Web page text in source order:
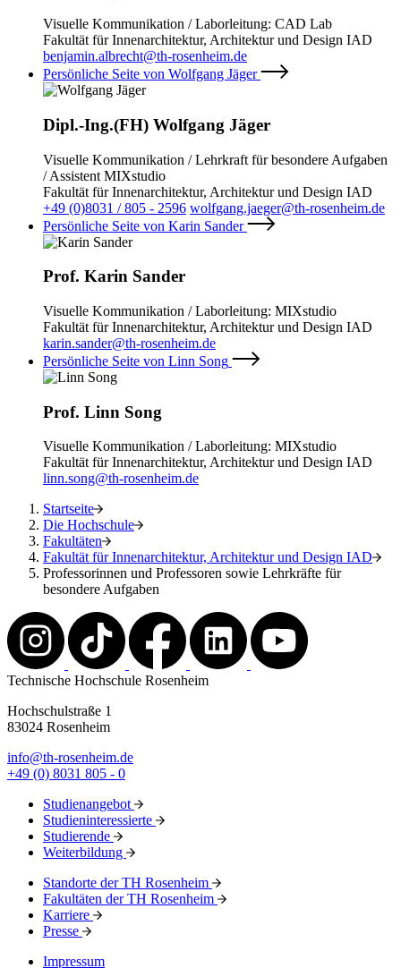
Visuelle Kommunikation / Laborleitung: CAD Lab
Fakultät für Innenarchitektur, Architektur und Design IAD
benjamin.albrecht@th-rosenheim.de
Persönliche Seite von Wolfgang Jäger
Dipl.-Ing.(FH) Wolfgang Jäger
Visuelle Kommunikation / Lehrkraft für besondere Aufgaben
/ Assistent MIXstudio
Fakultät für Innenarchitektur, Architektur und Design IAD
+49 (0)8031 / 805 - 2596 wolfgang.jaeger@th-rosenheim.de
Persönliche Seite von Karin Sander
Prof. Karin Sander
Visuelle Kommunikation / Laborleitung: MIXstudio
Fakultät für Innenarchitektur, Architektur und Design IAD
karin.sander@th-rosenheim.de
Persönliche Seite von Linn Song
Prof. Linn Song
Visuelle Kommunikation / Laborleitung: MIXstudio
Fakultät für Innenarchitektur, Architektur und Design IAD
linn.song@th-rosenheim.de
Startseite
Die Hochschule
Fakultäten
Fakultät für Innenarchitektur, Architektur und Design IAD
Professorinnen und Professoren sowie Lehrkräfte für
besondere Aufgaben
Technische Hochschule Rosenheim
Hochschulstraße 1
83024 Rosenheim
info@th-rosenheim.de
+49 (0) 8031 805 - 0
Studienangebot
Studieninteressierte
Studierende
Weiterbildung
Standorte der TH Rosenheim
Fakultäten der TH Rosenheim
Karriere
Presse
Impressum